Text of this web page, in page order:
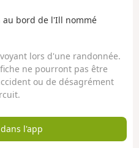
au bord de l'Ill nommé
lors d'une randonnée.
ne pourront pas être
ou de désagrément
l'app